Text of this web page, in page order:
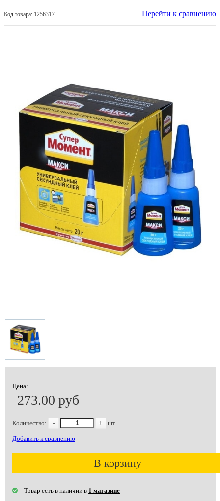
Код товара: 1256317 Перейти к сравнению
Цена:
273.00 руб
Количество: - + шт.
Добавить к сравнению
В корзину
Товар есть в наличии в 1 магазине